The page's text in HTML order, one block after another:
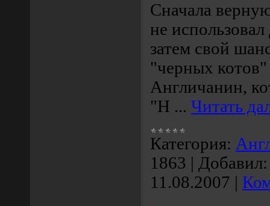
Сначала
не использовал
затем свой
"черных
Англичанин,
"Н ... Читать
Категория:
1863 | Добавил:
11.08.2007 |